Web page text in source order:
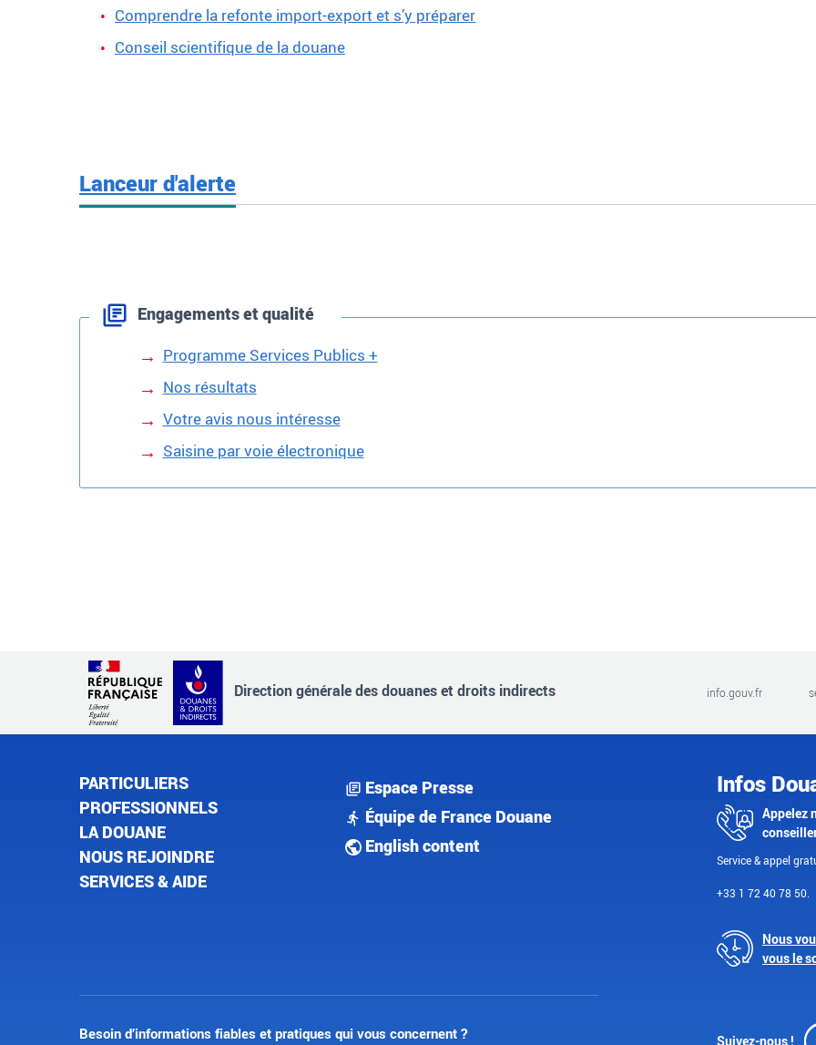
Comprendre la refonte import-export et s’y préparer
Conseil scientifique de la douane
Lanceur d'alerte
Engagements et qualité
Programme Services Publics +
Nos résultats
Votre avis nous intéresse
Saisine par voie électronique
Direction générale des douanes et droits indirects info.gouv.fr
PARTICULIERS
PROFESSIONNELS
LA DOUANE
NOUS REJOINDRE
SERVICES & AIDE
Espace Presse
Équipe de France Douane
English content
Infos
Appelez
Service & appel
+33 1 72 40 78 50.
Nous
vous le
Besoin d’informations fiables et pratiques qui vous concernent ?
Suivez-nous !